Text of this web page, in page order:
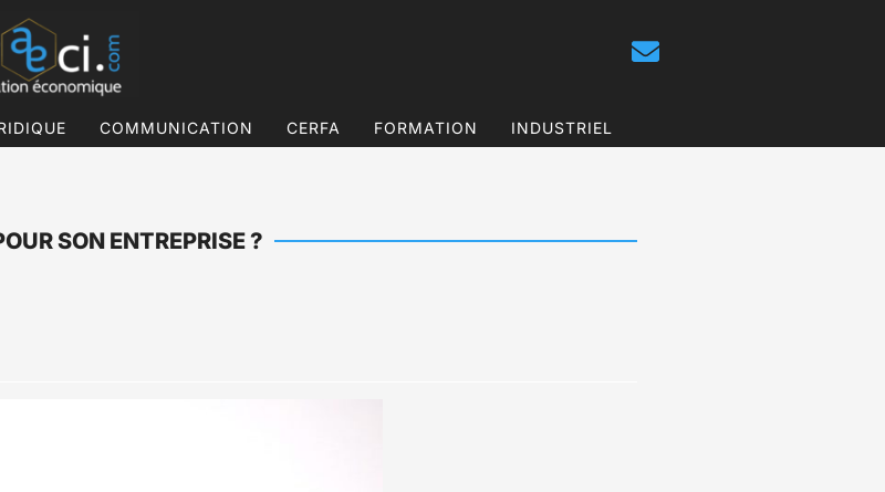
COMMUNICATION CERFA FORMATION INDUSTRIEL
SON ENTREPRISE ?